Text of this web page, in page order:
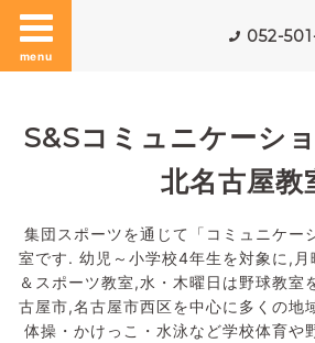
menu
052-
S&Sコミュニケーシ
北名古屋教
集団スポーツを通じて「コミュニケー
室です. 幼児～小学校4年生を対象に,月
＆スポーツ教室,水・木曜日は野球教室
古屋市,名古屋市西区を中心に多くの地
体操・かけっこ・水泳など学校体育や